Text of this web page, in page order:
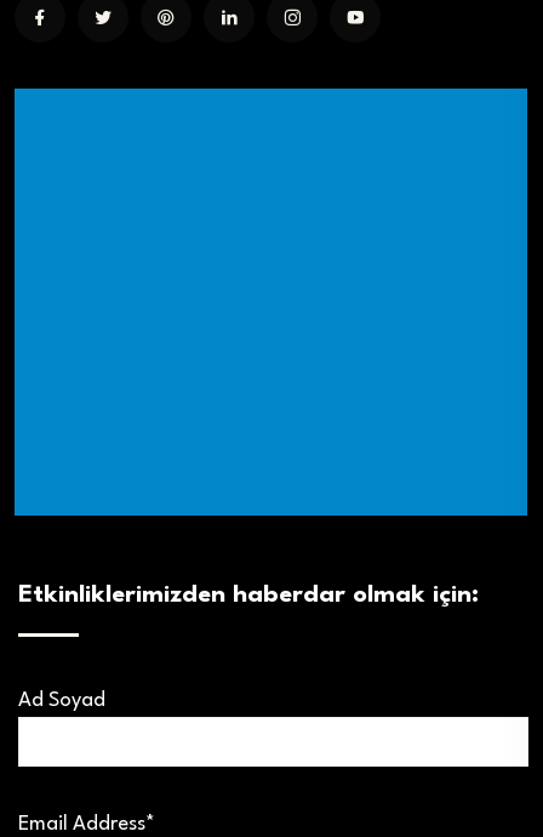
Etkinliklerimizden haberdar olmak için:
Ad Soyad
Email Address*